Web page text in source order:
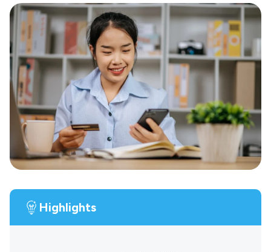
Paper XB
Bayar luar negeri pakai kartu kredit
Kartu Kredit Bisnis
Paper Card
Satu kartu untuk bisnis & personal
Paper Horizon
Kartu korporat expense terlengkap
Solusi Industri
Food & Beverages
Kelola Pembayaran Termin Proyek
Blog
Kumpulan tips dan informasi bisnis
Highlights